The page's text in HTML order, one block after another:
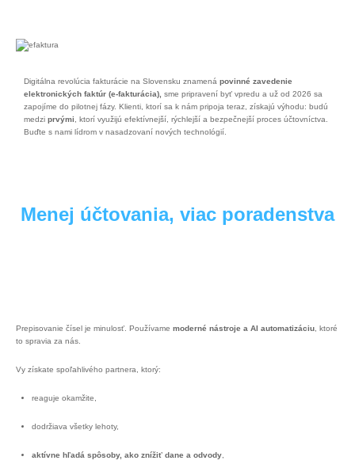
Digitálna revolúcia fakturácie na Slovensku znamená povinné zavedenie
elektronických faktúr (e-fakturácia), sme pripravení byť vpredu a už od 2026 sa
zapojíme do pilotnej fázy. Klienti, ktorí sa k nám pripoja teraz, získajú výhodu: budú
medzi prvými , ktorí využijú efektívnejší, rýchlejší a bezpečnejší proces účtovníctva.
Buďte s nami lídrom v nasadzovaní nových technológií.
Menej účtovania, viac poradenstva
Prepisovanie čísel je minulosť. Používame moderné nástroje a AI automatizáciu , ktoré
to spravia za nás.
Vy získate spoľahlivého partnera, ktorý:
reaguje okamžite,
dodržiava všetky lehoty,
aktívne hľadá spôsoby, ako znížiť dane a odvody